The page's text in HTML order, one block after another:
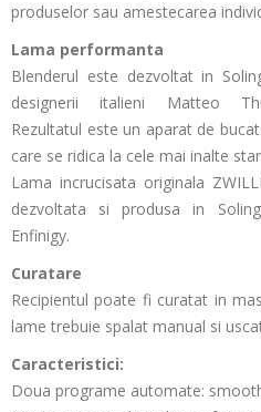
produselor sau amestecarea
Lama performanta
Blenderul este dezvoltat in
designerii italieni Matteo
Rezultatul este un aparat de
care se ridica la cele mai inalte
Lama incrucisata originala
dezvoltata si produsa in
Enfinigy.
Curatare
Recipientul poate fi curatat in
lame trebuie spalat manual si
Caracteristici:
Doua programe automate: